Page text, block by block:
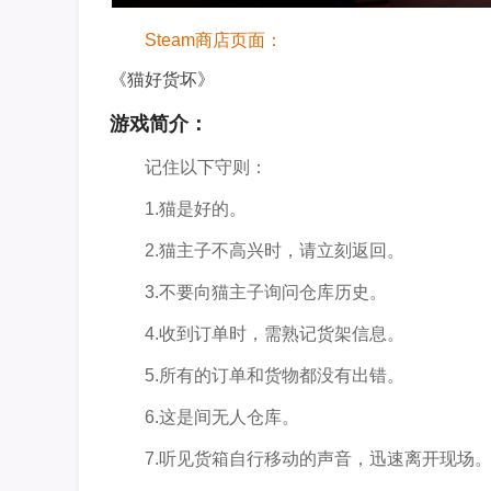
Steam商店页面：
《猫好货坏》
游戏简介：
记住以下守则：
1.猫是好的。
2.猫主子不高兴时，请立刻返回。
3.不要向猫主子询问仓库历史。
4.收到订单时，需熟记货架信息。
5.所有的订单和货物都没有出错。
6.这是间无人仓库。
7.听见货箱自行移动的声音，迅速离开现场。